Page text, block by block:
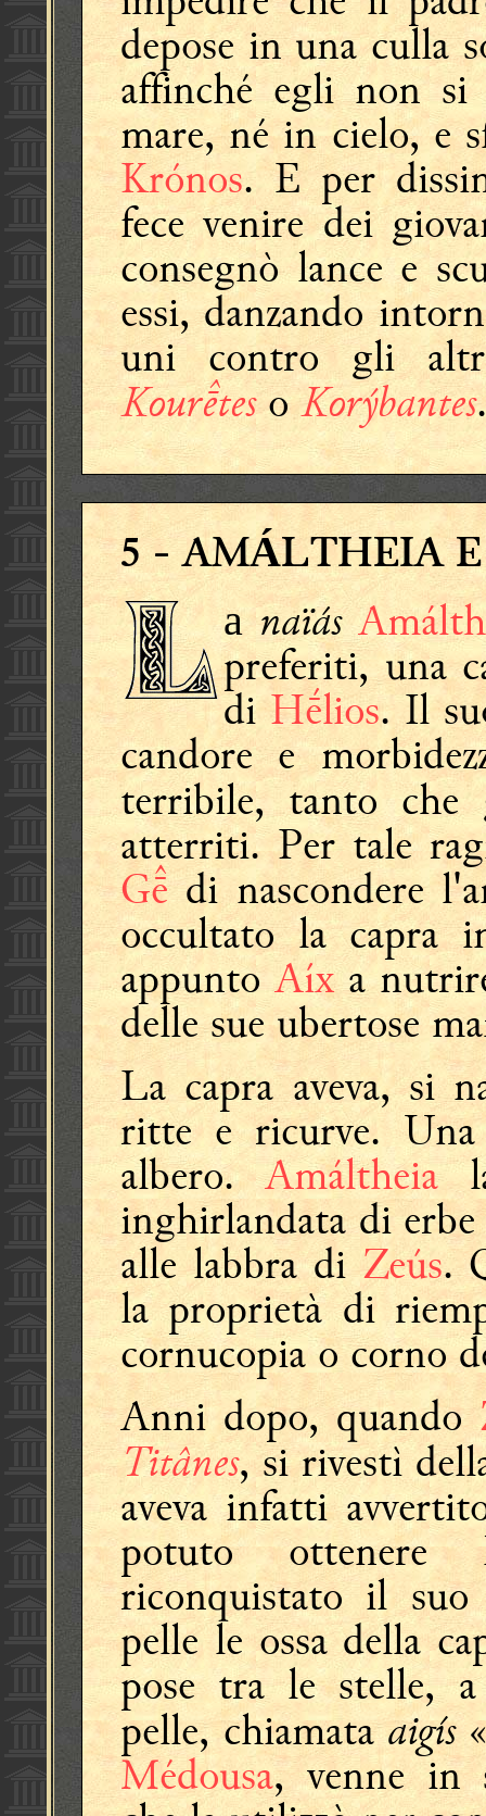
depose in una culla
affinché egli non
mare, né in cielo, e
Krónos. E per
fece venire dei
consegnò lance e
essi, danzando
uni contro gli
KourtesoKorýbantes.
5- AMÁLTHEIA E
a naïás
preferiti, una
diHḗlios. Il
candore e
terribile, tanto
atterriti. Per tale
Gdi nascondere
occultato la capra
appuntoAíxa
delle sue ubertose
La capra aveva, si
ritte e ricurve.
albero.Amáltheia
inghirlandata di
alle labbra di Zeús.
la proprietà di
cornucopia o corno
Anni dopo, quando
Titânes, si rivestì
aveva infatti
potuto
riconquistato il
pelle le ossa della
pose tra le stelle,
pelle, chiamataaigís
Médousa, venne in